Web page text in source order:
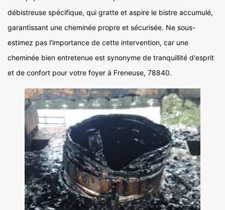
débistreuse spécifique, qui gratte et aspire le bistre accumulé,
garantissant une cheminée propre et sécurisée. Ne sous-
estimez pas l'importance de cette intervention, car une
cheminée bien entretenue est synonyme de tranquillité d'esprit
et de confort pour votre foyer à Freneuse, 78840.